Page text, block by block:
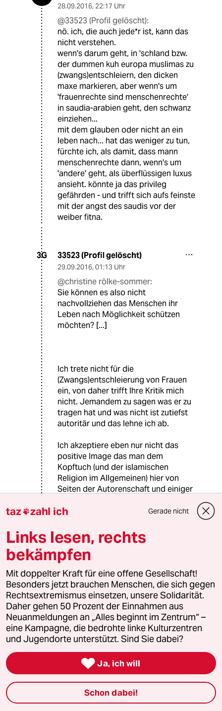
28.09.2016, 22:17 Uhr
@33523 (Profil gelöscht):
nö. ich, die auch jede*r ist, kann das
nicht verstehen.
wenn's darum geht, in 'schland bzw.
der dummen kuh europa muslimas zu
(zwangs)entschleiern, den dicken
maxe markieren, aber wenn's um
'frauenrechte sind menschenrechte'
in saudia-arabien geht, den schwanz
einziehen...
mit dem glauben oder nicht an ein
leben nach... hat das weniger zu tun,
fürchte ich, als damit, dass mann
menschenrechte dann, wenn's um
'andere' geht, als überflüssigen luxus
ansieht. könnte ja das privileg
gefährden - und trifft sich aufs feinste
mit der angst des saudis vor der
weiber fitna.
3G 33523 (Profil gelöscht)
29.09.2016, 01:13 Uhr
@christine rölke-sommer:
Sie können es also nicht
nachvollziehen das Menschen ihr
Leben nach Möglichkeit schützen
möchten? [...]
Ich trete nicht für die
(Zwangs)entschleierung von Frauen
ein, von daher trifft Ihre Kritik mich
nicht. Jemandem zu sagen was er zu
tragen hat und was nicht ist zutiefst
autoritär und das lehne ich ab.
Ich akzeptiere eben nur nicht das
positive Image das man dem
Kopftuch (und der islamischen
Religion im Allgemeinen) hier von
Seiten der Autorenschaft und einiger
möchte.
Die einzigen Menschen von denen
man normalerweise verlangt das sie
ihr Leben für die Wahrung der Rechte
Dritter aufs Spiel setzen sind
Soldaten.
Wollen Sie mit ihren maximal-
Positionen etwa andeuten das wir in
Saudi-Arabien einfallen sollten und
das jeder der in diesem Feldzug kein
Soldat ist Menschenrechte für
"überflüssigen Luxus" hält? Dann
greifen Sie mal zu den Waffen,...
Kommentar gekürzt. Bitte bleiben Sie
taz zahl ich Gerade nicht
Links lesen, rechts
bekämpfen
Mit doppelter Kraft für eine offene Gesellschaft!
Besonders jetzt brauchen Menschen, die sich gegen
Rechtsextremismus einsetzen, unsere Solidarität.
Daher gehen 50 Prozent der Einnahmen aus
Neuanmeldungen an „Alles beginnt im Zentrum“ –
eine Kampagne, die bedrohte linke Kulturzentren
und Jugendorte unterstützt. Sind Sie dabei?
 Ja, ich will
Schon dabei!